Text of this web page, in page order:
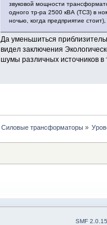
звуковой мощности
одного тр-ра 2500 кВА (ТСЗ) в
ночью, когда предприятие
Да уменьшиться
видел заключения
шумы различных источников
Силовые трансформаторы»
SMF 2.0.15